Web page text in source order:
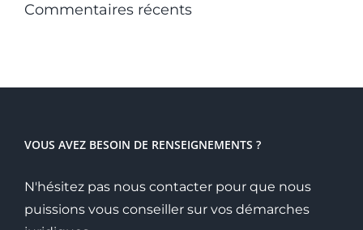
Commentaires récents
VOUS AVEZ BESOIN DE RENSEIGNEMENTS ?
N'hésitez pas nous contacter pour que nous
puissions vous conseiller sur vos démarches